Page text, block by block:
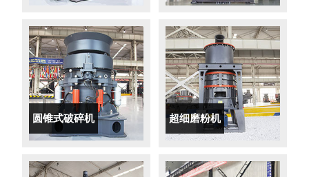
圆锥式破碎机 超细磨粉机